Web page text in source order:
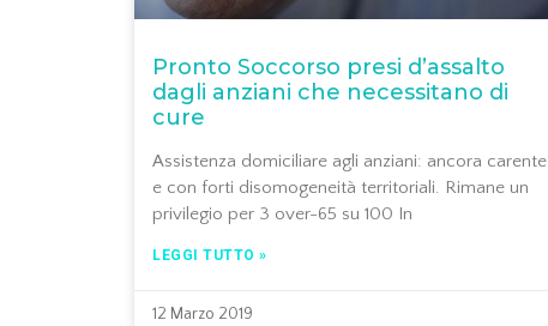
Pronto Soccorso presi d’assalto
dagli anziani che necessitano di
cure
Assistenza domiciliare agli anziani: ancora carente
e con forti disomogeneità territoriali. Rimane un
privilegio per 3 over-65 su 100 In
LEGGI TUTTO »
12 Marzo 2019